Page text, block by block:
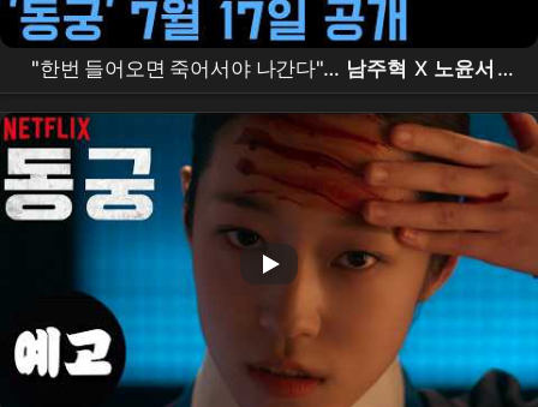
"한번 들어오면 죽어서야 나간다"… 남주혁 X 노윤서 ,
조승우 가 부른 저주의 궁 ' 동궁 '의 정체는?